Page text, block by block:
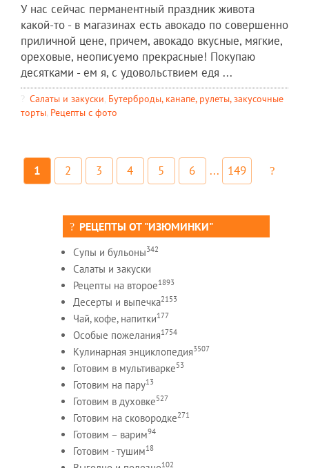
У нас сейчас перманентный праздник живота
какой-то - в магазинах есть авокадо по совершенно
приличной цене, причем, авокадо вкусные, мягкие,
ореховые, неописуемо прекрасные! Покупаю
десятками - ем я, с удовольствием едя ...
Салаты и закуски, Бутерброды, канапе, рулеты, закусочные
торты, Рецепты c фото
1 2 3 4 5 6 ... 149
РЕЦЕПТЫ ОТ "ИЗЮМИНКИ"
Супы и бульоны342
Салаты и закуски
Рецепты на второе1893
Десерты и выпечка2153
Чай, кофе, напитки177
Особые пожелания1754
Кулинарная энциклопедия3507
Готовим в мультиварке53
Готовим на пару13
Готовим в духовке527
Готовим на сковородке271
Готовим – варим94
Готовим - тушим18
102